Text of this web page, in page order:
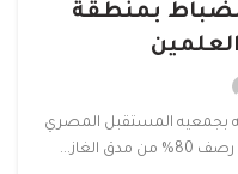
بمنطقة
بجمعيه المستقبل المصري